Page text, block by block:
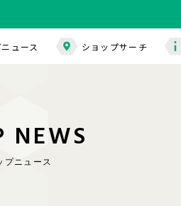
ュース ショップサーチ
NEWS
プニュース